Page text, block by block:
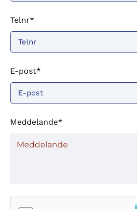
Telnr*
E-post*
Meddelande*